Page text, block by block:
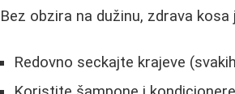
Bez obzira na dužinu, zdrava
Redovno seckajte krajeve